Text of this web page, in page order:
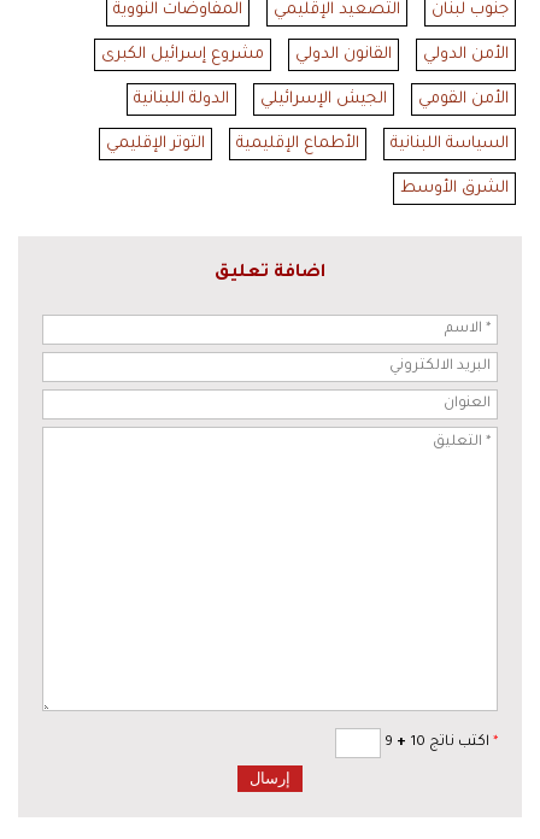
جنوب لبنان التصعيد الإقليمي المفاوضات النووية
الأمن الدولي القانون الدولي مشروع إسرائيل الكبرى
الأمن القومي الجيش الإسرائيلي الدولة اللبنانية
السياسة اللبنانية الأطماع الإقليمية التوتر الإقليمي
الشرق الأوسط
اضافة تعليق
* اكتب ناتج 10 +